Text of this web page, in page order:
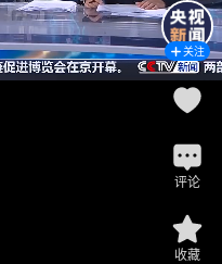
关注
评论
收藏